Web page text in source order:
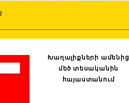
Խաղալիքների ամենից
մեծ տեսականին
հայաստանում